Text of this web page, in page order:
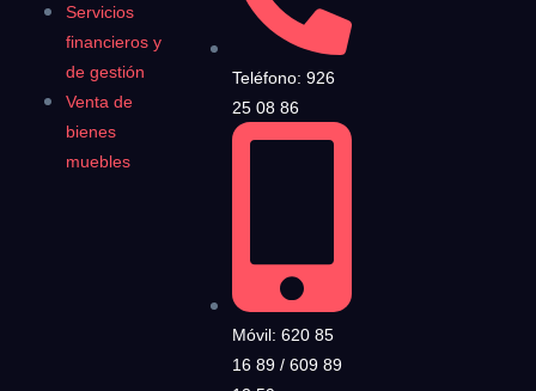
Servicios
financieros y
de gestión
Venta de
bienes
muebles
Teléfono: 926
25 08 86
Móvil: 620 85
16 89 / 609 89